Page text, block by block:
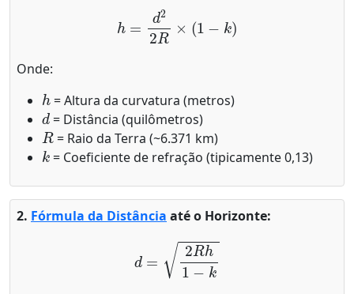
22
Onde:
h
= Altura da curvatura (metros)
d
= Distância (quilômetros)
R
= Raio da Terra (~6.371 km)
k
= Coeficiente de refração (tipicamente 0,13)
2. Fórmula da Distância até o Horizonte:
Rh1−k